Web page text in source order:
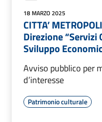
18 MARZO 2025
CITTA’
Direzione “Servizi
Sviluppo
Avviso pubblico per
d’interesse
Patrimonio culturale